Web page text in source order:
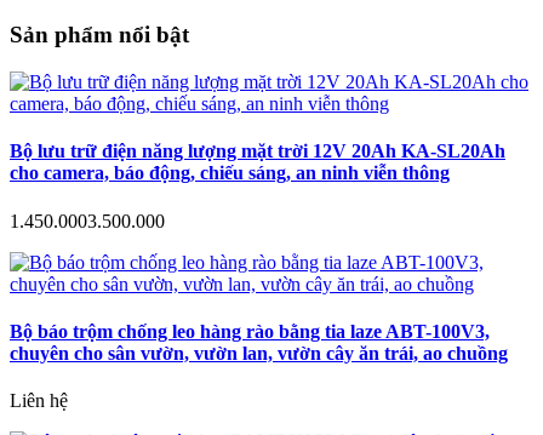
Sản phẩm nổi bật
Bộ lưu trữ điện năng lượng mặt trời 12V 20Ah KA-SL20Ah
cho camera, báo động, chiếu sáng, an ninh viễn thông
1.450.0003.500.000
Bộ báo trộm chống leo hàng rào bằng tia laze ABT-100V3,
chuyên cho sân vườn, vườn lan, vườn cây ăn trái, ao chuồng
Liên hệ